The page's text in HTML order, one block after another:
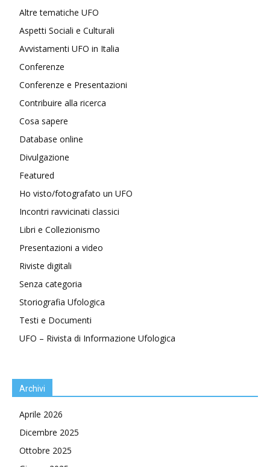
Altre tematiche UFO
Aspetti Sociali e Culturali
Avvistamenti UFO in Italia
Conferenze
Conferenze e Presentazioni
Contribuire alla ricerca
Cosa sapere
Database online
Divulgazione
Featured
Ho visto/fotografato un UFO
Incontri ravvicinati classici
Libri e Collezionismo
Presentazioni a video
Riviste digitali
Senza categoria
Storiografia Ufologica
Testi e Documenti
UFO – Rivista di Informazione Ufologica
Archivi
Aprile 2026
Dicembre 2025
Ottobre 2025